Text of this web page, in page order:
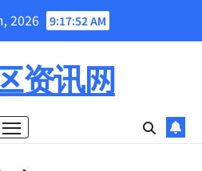
2026 9:17:53 AM
资讯网